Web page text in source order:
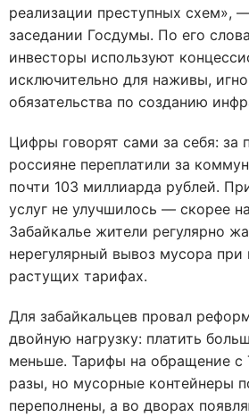
реализации преступных схем»,
заседании Госдумы. По его
инвесторы используют
исключительно для наживы,
обязательства по созданию
Цифры говорят сами за себя: за
россияне переплатили за
почти 103 миллиарда рублей.
услуг не улучшилось — скорее
Забайкалье жители регулярно
нерегулярный вывоз мусора при
растущих тарифах.
Для забайкальцев провал
двойную нагрузку: платить
меньше. Тарифы на обращение с
разы, но мусорные контейнеры
переполнены, а во дворах